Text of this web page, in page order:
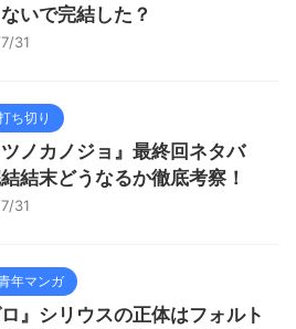
いで完結した？
31
ち切り
ツノカノジョ』最終回ネタバ
結末どうなるか徹底考察！
31
年マンガ
ロ』シリウスの正体はフォルト